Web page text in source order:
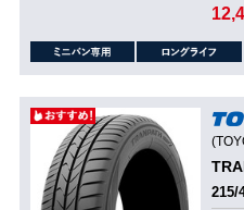
215/